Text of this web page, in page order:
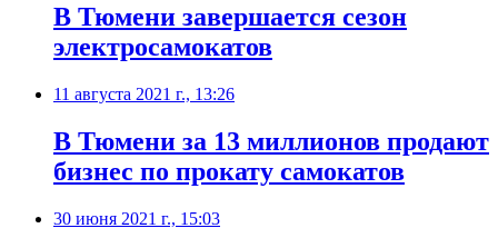
​В Тюмени завершается сезон
электросамокатов
11 августа 2021 г., 13:26
В Тюмени за 13 миллионов продают
бизнес по прокату самокатов
30 июня 2021 г., 15:03